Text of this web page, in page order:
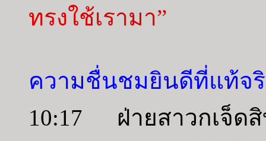
ทรงใช้เรามา”
ความชื่นชมยินดีที่แท้จ
10:17 ฝ่ายสาวกเจ็ด